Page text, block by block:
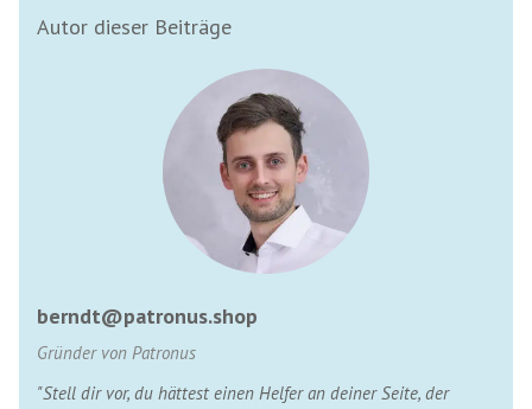
Autor dieser Beiträge
berndt@patronus.shop
Gründer von Patronus
"Stell dir vor, du hättest einen Helfer an deiner Seite, der